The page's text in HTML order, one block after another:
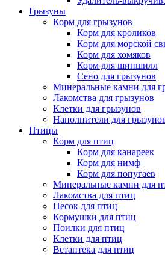
Грызуны
Корм для грызунов
Корм для кроликов
Корм для морской
Корм для хомяков
Корм для шиншилл
Сено для грызунов
Минеральные камни для
Лакомства для грызунов
Клетки для грызунов
Наполнители для
Птицы
Корм для птиц
Корм для канареек
Корм для нимф
Корм для попугаев
Минеральные камни для
Лакомства для птиц
Песок для птиц
Кормушки для птиц
Поилки для птиц
Клетки для птиц
Ветаптека для птиц